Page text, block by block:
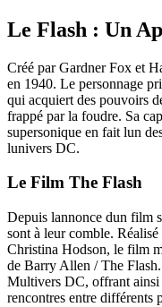
Le Flash : Un
Créé par Gardner Fox et
en 1940. Le personnage
qui acquiert des pouvoirs
frappé par la foudre. Sa
supersonique en fait lun
lunivers DC.
Le Film The Flash
Depuis lannonce dun film
sont à leur comble.
Christina Hodson, le film
de Barry Allen / The
Multivers DC, offrant ainsi
rencontres entre différents